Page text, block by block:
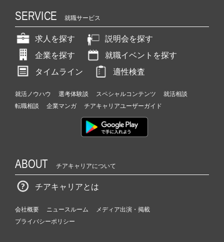
SERVICE 就職サービス
求人を探す
説明会を探す
企業を探す
就職イベントを探す
タイムライン
適性検査
就活ノウハウ 選考体験談 スペシャルコンテンツ
就活相談
転職相談
企業マンガ チアキャリアユーザーガイド
ABOUT チアキャリアについて
チアキャリアとは
会社概要 ニュースルーム
メディア出演・掲載
プライバシーポリシー